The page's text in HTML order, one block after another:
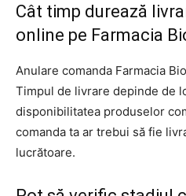
Cât timp durează
online pe Farmacia
Anulare comanda Farmacia
Timpul de livrare depinde de
disponibilitatea produselor
comanda ta ar trebui să fie
lucrătoare.